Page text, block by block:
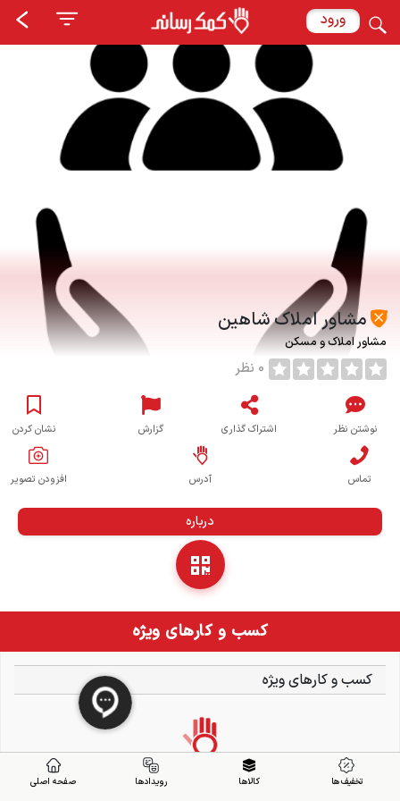
ورود
مشاور املاک شاهین
مشاور املاک و مسکن
0 نظر
نوشتن نظر اشتراک گذاری گزارش نشان کردن
تماس آدرس افزودن تصویر
درباره
کسب و کارهای ویژه
کسب و کارهای ویژه
تخفیف ها کالاها رویدادها صفحه اصلی